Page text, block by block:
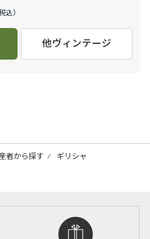
他ヴィンテージ
者から探す ⁄ ギリシャ